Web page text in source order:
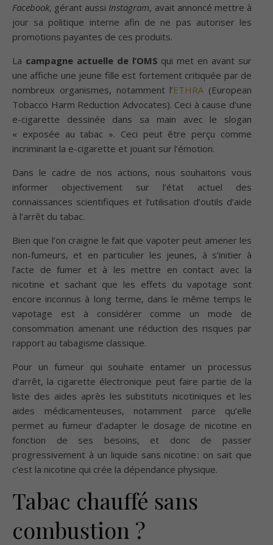
Facebook, gérant aussi Instagram, avait annoncé mettre à
jour sa politique interne afin de ne pas autoriser les
promotions payantes de ces produits.
La campagne actuelle de l’OMS qui met en avant sur
une affiche une jeune fille est fortement critiquée par de
nombreux organismes, notamment l’ETHRA (European
Tobacco Harm Reduction Advocates). Ceci à cause d’une
e-cigarette dessinée dans sa main avec le slogan
« exposée au tabac ». Ceci peut être perçu comme
incriminant la e-cigarette et jouant sur l’émotion.
Dans le cadre de nos actions, nous souhaitons vous
informer objectivement sur l’état actuel des
connaissances scientifiques et l’utilisation d’outils d’aide
à l’arrêt du tabac.
Bien que l’on craigne le fait que vapoter peut amener les
non-fumeurs, et en particulier les jeunes, à s’initier à
l’acte de fumer et à les mettre en contact avec la
nicotine et sachant que les effets du vapotage sont
encore inconnus à long terme, dans le même temps le
vapotage est à considérer comme un mode de
consommation amenant une réduction des risques par
rapport au tabagisme classique.
Pour un fumeur qui souhaite entamer un processus
d’arrêt, la cigarette électronique peut faire partie de la
liste des aides après les substituts nicotiniques et les
aides médicamenteuses, notamment parce qu’elle
permet au fumeur d’adapter le dosage de nicotine en
fonction de ses besoins, et donc de passer
progressivement à un liquide sans nicotine : on sait que
c’est la nicotine qui crée la dépendance physique.
Tabac chauffé sans
combustion ?